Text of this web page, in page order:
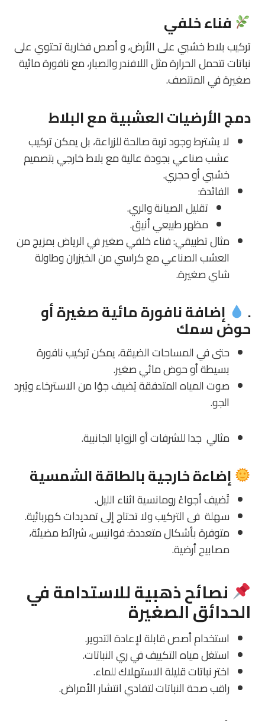
فناء خلفي
تركيب بلاط خشبي على الأرض، و أصص فخارية تحتوي على
نباتات تتحمل الحرارة مثل اللافندر والصبار، مع نافورة مائية
صغيرة في المنتصف.
دمج الأرضيات العشبية مع البلاط
لا يشترط وجود تربة صالحة للزراعة، بل يمكن تركيب
عشب صناعيبجودة عالية مع بلاط خارجي بتصميم
خشبي أو حجري.
الفائدة:
تقليل الصيانة والري.
مظهر طبيعي أنيق.
مثال تطبيقي: فناء خلفي صغير في الرياض بمزيج من
العشب الصناعي مع كراسي من الخيزران وطاولة
شاي صغيرة.
. إضافة نافورة مائية صغيرة أو
حوض سمك
حتى في المساحات الضيقة، يمكن تركيب نافورة
بسيطة أو حوض مائي صغير.
صوت المياه المتدفقة يُضيف جوًا من الاسترخاء ويُبرد
الجو.
مثالي جدا للشرفات أو الزوايا الجانبية.
إضاءة خارجية بالطاقة الشمسية
تُضيف أجواءً رومانسية اثناء الليل.
سهلة فى التركيب ولا تحتاج إلى تمديدات كهربائية.
متوفرة بأشكال متعددة: فوانيس، شرائط مضيئة،
مصابيح أرضية.
نصائح ذهبية للاستدامة في
الحدائق الصغيرة
استخدامأصص قابلة لإعادة التدوير.
استغلمياه التكييففي ري النباتات.
اختر نباتاتقليلة الاستهلاك للماء.
راقب صحة النباتات لتفادي انتشار الأمراض.